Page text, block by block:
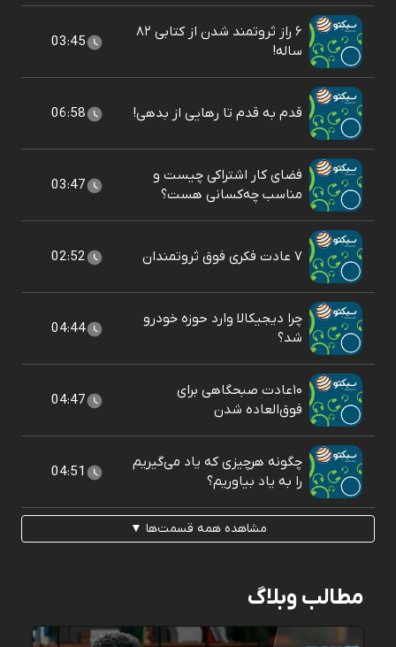
۶ راز ثروتمند شدن از کتابی ۸۲
ساله!
03:45
قدم به قدم تا رهایی از بدهی! 06:58
فضای کار اشتراکی چیست و
مناسب چه‌کسانی هست؟
03:47
۷ عادت فکری فوق ثروتمندان 02:52
چرا دیجیکالا وارد حوزه خودرو
شد؟
04:44
۱۰عادت صبحگاهی برای
فوق‌العاده شدن
04:47
چگونه هرچیزی که یاد می‌گیریم
را به یاد بیاوریم؟
04:51
مشاهده همه قسمت‌ها ▼
مطالب وبلاگ